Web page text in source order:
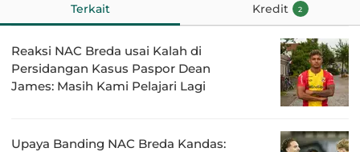
Terkait Kredit 2
Reaksi NAC Breda usai Kalah di
Persidangan Kasus Paspor Dean
James: Masih Kami Pelajari Lagi
Upaya Banding NAC Breda Kandas: